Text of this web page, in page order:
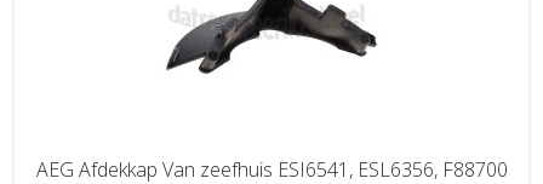
AEG Afdekkap Van zeefhuis ESI6541, ESL6356, F88700